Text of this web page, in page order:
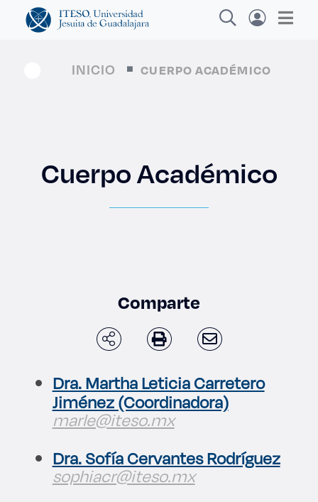
Diplom
Enlaces de interés
INICIO CUERPO ACADÉMICO
Cuerpo Académico
Comparte
Dra. Martha Leticia Carretero
Jiménez (Coordinadora)
marle@iteso.mx
Dra. Sofía Cervantes Rodríguez
sophiacr@iteso.mx